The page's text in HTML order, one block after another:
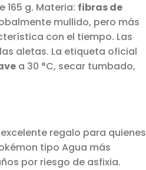
g. Materia: fibras de
mullido, pero más
con el tiempo. Las
aletas. La etiqueta oficial
a 30 °C, secar tumbado,
regalo para quienes
tipo Agua más
por riesgo de asfixia.